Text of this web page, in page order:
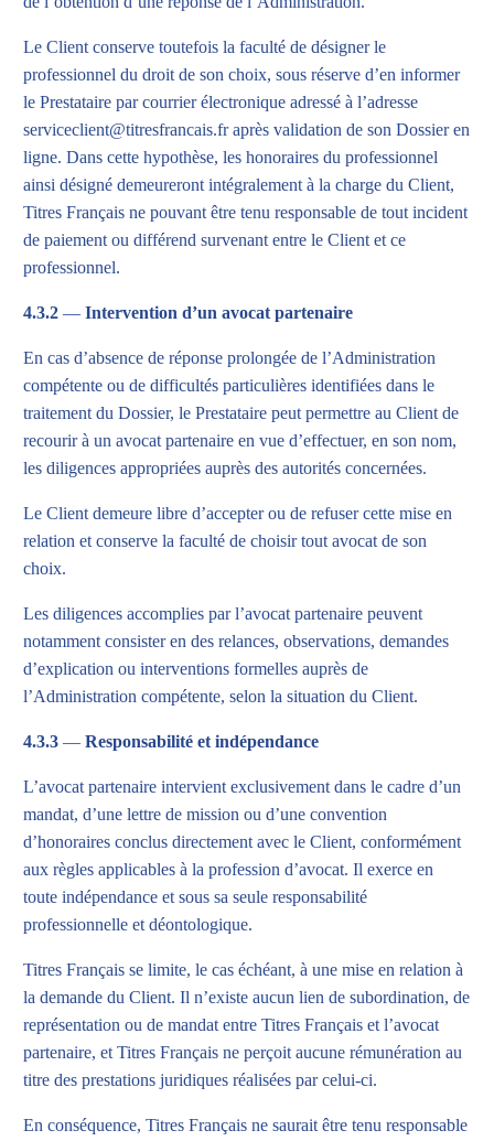
Le Client conserve toutefois la faculté de désigner le
professionnel du droit de son choix, sous réserve d’en informer
le Prestataire par courrier électronique adressé à l’adresse
serviceclient@titresfrancais.fr après validation de son Dossier en
ligne. Dans cette hypothèse, les honoraires du professionnel
ainsi désigné demeureront intégralement à la charge du Client,
Titres Français ne pouvant être tenu responsable de tout incident
de paiement ou différend survenant entre le Client et ce
professionnel.
4.3.2 —Intervention d’un avocat partenaire
En cas d’absence de réponse prolongée de l’Administration
compétente ou de difficultés particulières identifiées dans le
traitement du Dossier, le Prestataire peut permettre au Client de
recourir à un avocat partenaire en vue d’effectuer, en son nom,
les diligences appropriées auprès des autorités concernées.
Le Client demeure libre d’accepter ou de refuser cette mise en
relation et conserve la faculté de choisir tout avocat de son
choix.
Les diligences accomplies par l’avocat partenaire peuvent
notamment consister en des relances, observations, demandes
d’explication ou interventions formelles auprès de
l’Administration compétente, selon la situation du Client.
4.3.3 —Responsabilité et indépendance
L’avocat partenaire intervient exclusivement dans le cadre d’un
mandat, d’une lettre de mission ou d’une convention
d’honoraires conclus directement avec le Client, conformément
aux règles applicables à la profession d’avocat. Il exerce en
toute indépendance et sous sa seule responsabilité
professionnelle et déontologique.
Titres Français se limite, le cas échéant, à une mise en relation à
la demande du Client. Il n’existe aucun lien de subordination, de
représentation ou de mandat entre Titres Français et l’avocat
partenaire, et Titres Français ne perçoit aucune rémunération au
titre des prestations juridiques réalisées par celui-ci.
En conséquence, Titres Français ne saurait être tenu responsable